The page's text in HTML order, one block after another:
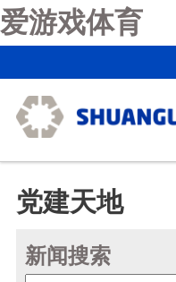
爱游戏体育
党建天地
新闻搜索